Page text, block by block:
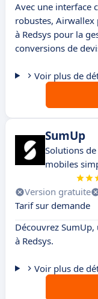
Avec une interface
robustes,
à Redsys pour la
conversions de
Voir plus de
SumUp
Solutions
mobiles
Version gratuite
Tarif sur demande
Découvrez
à Redsys.
Voir plus de